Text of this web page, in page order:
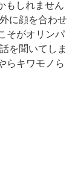
もしれません
に顔を合わせ
そがオリンパ
を聞いてしま
らキワモノら